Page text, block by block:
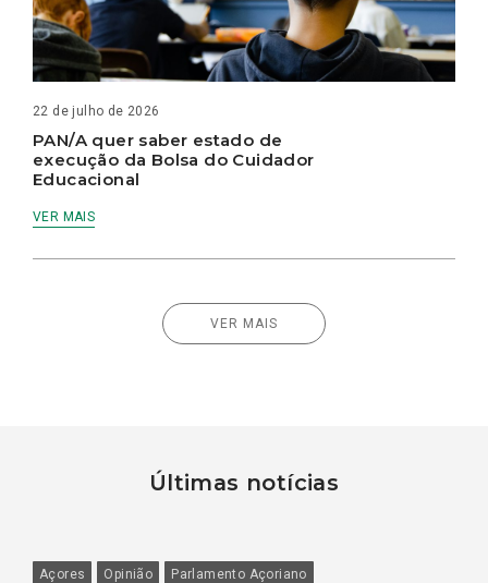
22 de julho de 2026
PAN/A quer saber estado de
execução da Bolsa do Cuidador
Educacional
VER MAIS
VER MAIS
Últimas notícias
Açores Opinião Parlamento Açoriano